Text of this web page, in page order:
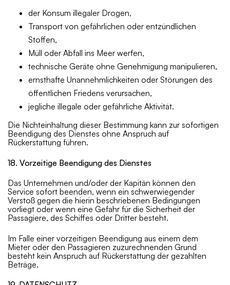
der Konsum illegaler Drogen,
Transport von gefährlichen oder entzündlichen
Stoffen,
Müll oder Abfall ins Meer werfen,
technische Geräte ohne Genehmigung manipulieren,
ernsthafte Unannehmlichkeiten oder Störungen des
öffentlichen Friedens verursachen,
jegliche illegale oder gefährliche Aktivität.
Die Nichteinhaltung dieser Bestimmung kann zur sofortigen
Beendigung des Dienstes ohne Anspruch auf
Rückerstattung führen.
18. Vorzeitige Beendigung des Dienstes
Das Unternehmen und/oder der Kapitän können den
Service sofort beenden, wenn ein schwerwiegender
Verstoß gegen die hierin beschriebenen Bedingungen
vorliegt oder wenn eine Gefahr für die Sicherheit der
Passagiere, des Schiffes oder Dritter besteht.
Im Falle einer vorzeitigen Beendigung aus einem dem
Mieter oder den Passagieren zuzurechnenden Grund
besteht kein Anspruch auf Rückerstattung der gezahlten
Beträge.